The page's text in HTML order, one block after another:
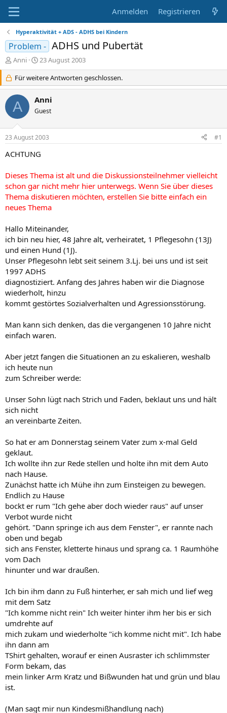
Anmelden Registrieren
Hyperaktivität + ADS - ADHS bei Kindern
Problem - ADHS und Pubertät
E
r
s
t
e
l
e
Anni
E
r
s
t
l
l
m
23 August 2003
Für weitere Antworten geschlossen.
A Anni
Guest
23 August 2003 #1
ACHTUNG
Dieses Thema ist alt und die Diskussionsteilnehmer vielleicht
schon gar nicht mehr hier unterwegs. Wenn Sie über dieses
Thema diskutieren möchten, erstellen Sie bitte einfach ein
neues Thema
Hallo Miteinander,
ich bin neu hier, 48 Jahre alt, verheiratet, 1 Pflegesohn (13J)
und einen Hund (1J).
Unser Pflegesohn lebt seit seinem 3.Lj. bei uns und ist seit
1997 ADHS
diagnostiziert. Anfang des Jahres haben wir die Diagnose
wiederholt, hinzu
kommt gestörtes Sozialverhalten und Agressionsstörung.
Man kann sich denken, das die vergangenen 10 Jahre nicht
einfach waren.
Aber jetzt fangen die Situationen an zu eskalieren, weshalb
ich heute nun
zum Schreiber werde:
Unser Sohn lügt nach Strich und Faden, beklaut uns und hält
sich nicht
an vereinbarte Zeiten.
So hat er am Donnerstag seinem Vater zum x-mal Geld
geklaut.
Ich wollte ihn zur Rede stellen und holte ihn mit dem Auto
nach Hause.
Zunächst hatte ich Mühe ihn zum Einsteigen zu bewegen.
Endlich zu Hause
bockt er rum "Ich gehe aber doch wieder raus" auf unser
Verbot wurde nicht
gehört. "Dann springe ich aus dem Fenster", er rannte nach
oben und begab
sich ans Fenster, kletterte hinaus und sprang ca. 1 Raumhöhe
vom Dach
hinunter und war draußen.
Ich bin ihm dann zu Fuß hinterher, er sah mich und lief weg
mit dem Satz
"Ich komme nicht rein" Ich weiter hinter ihm her bis er sich
umdrehte auf
mich zukam und wiederholte "ich komme nicht mit". Ich habe
ihn dann am
TShirt gehalten, worauf er einen Ausraster ich schlimmster
Form bekam, das
mein linker Arm Kratz und Bißwunden hat und grün und blau
ist.
(Man sagt mir nun Kindesmißhandlung nach)